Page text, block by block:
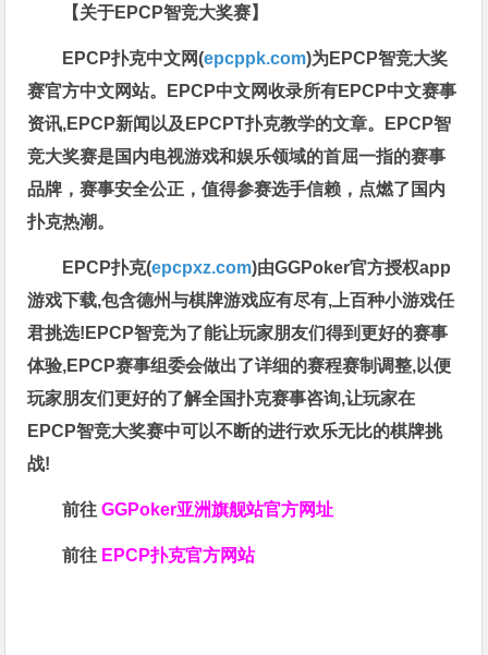
【关于EPCP智竞大奖赛】
EPCP扑克中文网(epcppk.com)为EPCP智竞大奖
赛官方中文网站。EPCP中文网收录所有EPCP中文赛事
资讯,EPCP新闻以及EPCPT扑克教学的文章。EPCP智
竞大奖赛是国内电视游戏和娱乐领域的首屈一指的赛事
品牌，赛事安全公正，值得参赛选手信赖，点燃了国内
扑克热潮。
EPCP扑克(epcpxz.com)由GGPoker官方授权app
游戏下载,包含德州与棋牌游戏应有尽有,上百种小游戏任
君挑选!EPCP智竞为了能让玩家朋友们得到更好的赛事
体验,EPCP赛事组委会做出了详细的赛程赛制调整,以便
玩家朋友们更好的了解全国扑克赛事咨询,让玩家在
EPCP智竞大奖赛中可以不断的进行欢乐无比的棋牌挑
战!
前往GGPoker亚洲旗舰站官方网址
前往 EPCP扑克官方网站